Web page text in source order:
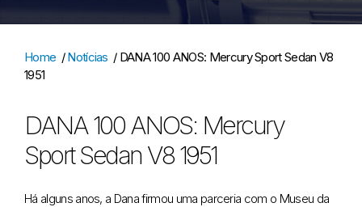
Home /Notícias / DANA 100 ANOS: Mercury Sport Sedan V8
1951
DANA 100 ANOS: Mercury
Sport Sedan V8 1951
Há alguns anos, a Dana firmou uma parceria com o Museu da